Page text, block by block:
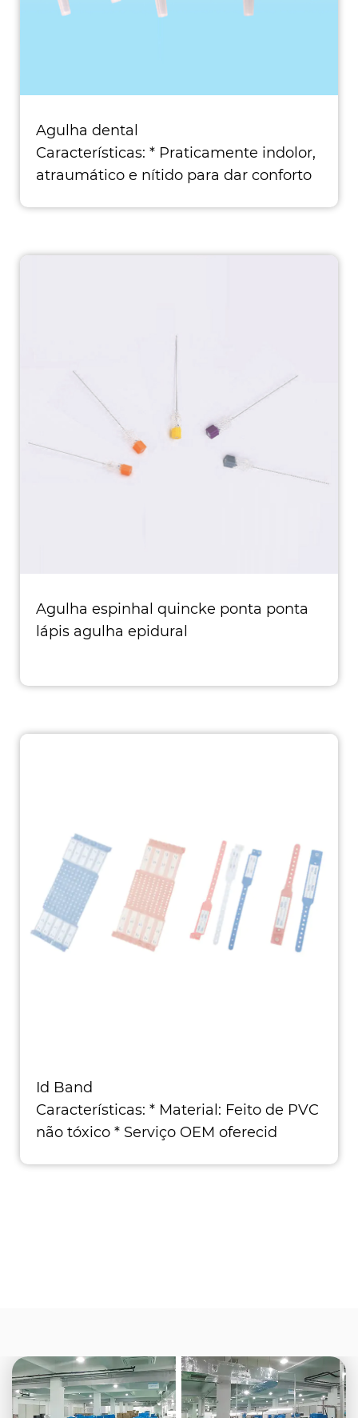
Agulha dental
Características: * Praticamente indolor,
atraumático e nítido para dar conforto
Agulha espinhal quincke ponta ponta
lápis agulha epidural
Id Band
Características: * Material: Feito de PVC
não tóxico * Serviço OEM oferecid